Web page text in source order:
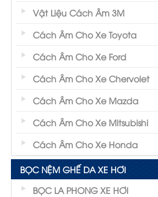
Vật Liệu Cách Âm 3M
Cách Âm Cho Xe Toyota
Cách Âm Cho Xe Ford
Cách Âm Cho Xe Chervolet
Cách Âm Cho Xe Mazda
Cách Âm Cho Xe Mitsubishi
Cách Âm Cho Xe Honda
BỌC NỆM GHẾ DA XE HƠI
BỌC LA PHONG XE HƠI